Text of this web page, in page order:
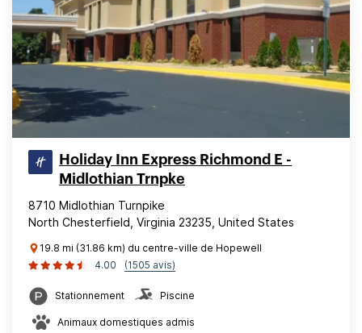
Holiday Inn Express Richmond E -
Midlothian Trnpke
8710 Midlothian Turnpike
North Chesterfield, Virginia 23235, United States
19.8 mi (31.86 km) du centre-ville de Hopewell
4.00
(1505 avis)
Stationnement Piscine
Animaux domestiques admis